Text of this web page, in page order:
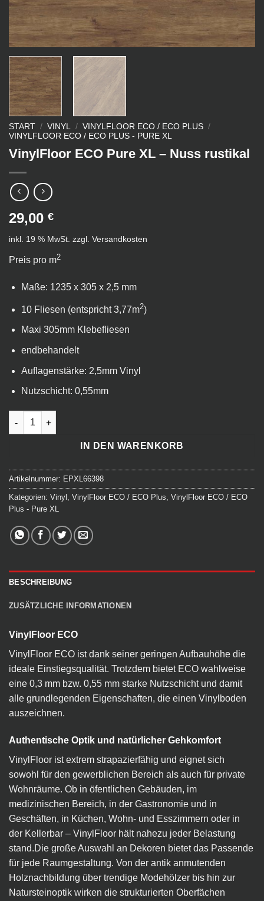
START / VINYL / VINYLFLOOR ECO / ECO PLUS /
VINYLFLOOR ECO / ECO PLUS - PURE XL
VinylFloor ECO Pure XL – Nuss rustikal
29,00 €
inkl. 19 % MwSt. zzgl. Versandkosten
Preis pro m2
Maße: 1235 x 305 x 2,5 mm
10 Fliesen (entspricht 3,77m2)
Maxi 305mm Klebefliesen
endbehandelt
Auflagenstärke: 2,5mm Vinyl
Nutzschicht: 0,55mm
VinylFloor ECO Pure XL - Nuss rustikal Menge
IN DEN WARENKORB
Artikelnummer: EPXL66398
Kategorien: Vinyl VinylFloor ECO / ECO Plus VinylFloor ECO / ECO
Plus - Pure XL
BESCHREIBUNG
ZUSÄTZLICHE INFORMATIONEN
VinylFloor ECO
VinylFloor ECO ist dank seiner geringen Aufbauhöhe die
ideale Einstiegsqualität. Trotzdem bietet ECO wahlweise
eine 0,3 mm bzw. 0,55 mm starke Nutzschicht und damit
alle grundlegenden Eigenschaften, die einen Vinylboden
auszeichnen.
Authentische Optik und natürlicher Gehkomfort
VinylFloor ist extrem strapazierfähig und eignet sich
sowohl für den gewerblichen Bereich als auch für private
Wohnräume. Ob in öfentlichen Gebäuden, im
medizinischen Bereich, in der Gastronomie und in
Geschäften, in Küchen, Wohn- und Esszimmern oder in
der Kellerbar – VinylFloor hält nahezu jeder Belastung
stand.Die große Auswahl an Dekoren bietet das Passende
für jede Raumgestaltung. Von der antik anmutenden
Holznachbildung über trendige Modehölzer bis hin zur
Natursteinoptik wirken die strukturierten Oberfächen